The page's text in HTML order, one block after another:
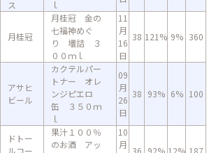
ス
ｌ
月桂冠
月桂冠 金の
七福神めぐ
り 壜詰 ３
００ｍｌ
11
月
16
日
38 121% 9% 360
アサヒ
ビール
カクテルパー
トナー オレ
ンジピエロ
缶 ３５０ｍ
ｌ
09
月
26
日
38 93% 6% 100
ドトー
ルコー
果汁１００％
のお酒 アッ
10
月
36 92% 12% 187